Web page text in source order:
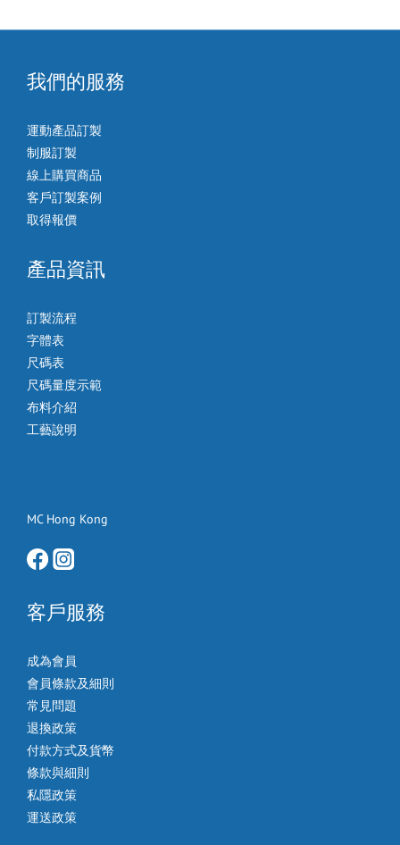
我們的服務
運動產品訂製
制服訂製
線上購買商品
客戶訂製案例
取得報價
產品資訊
訂製流程
字體表
尺碼表
尺碼量度示範
布料介紹
工藝說明
MC Hong Kong
客戶服務
成為會員
會員條款及細則
常見問題
退換政策
付款方式及貨幣
條款與細則
私隱政策
運送政策